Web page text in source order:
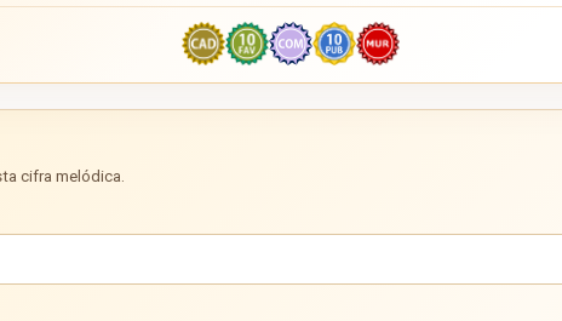
cifra melódica.